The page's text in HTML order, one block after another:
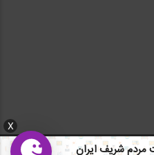
X
شریف ایران